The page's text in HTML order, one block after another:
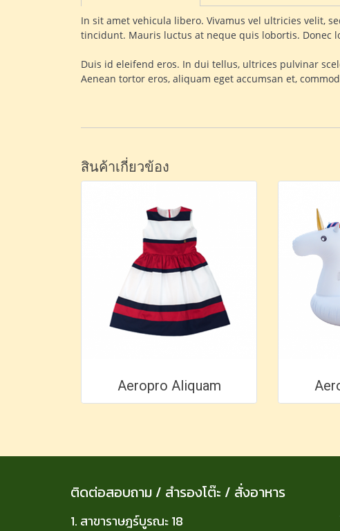
In sit amet vehicula libero. Vivamus vel ultricies velit,
tincidunt. Mauris luctus at neque quis lobortis. Donec
Duis id eleifend eros. In dui tellus, ultrices pulvinar
Aenean tortor eros, aliquam eget accumsan et,
สินค้าเกี่ยวข้อง
Aeropro Aliquam
ติดต่อสอบถาม / สำรองโต๊ะ / สั่งอาหาร
1. สาขาราษฎร์บูรณะ 18